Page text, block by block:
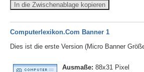
In die Zwischenablage kopieren
Computerlexikon.Com Banner 1
Dies ist die erste Version (Micro Banner
Ausmaße: 88x31 Pixel